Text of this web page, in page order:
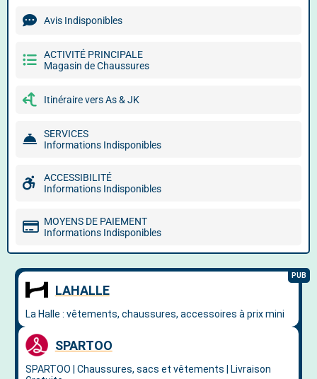
Avis Indisponibles
ACTIVITÉ PRINCIPALE
Magasin de Chaussures
Itinéraire vers As & JK
SERVICES
Informations Indisponibles
ACCESSIBILITÉ
Informations Indisponibles
MOYENS DE PAIEMENT
Informations Indisponibles